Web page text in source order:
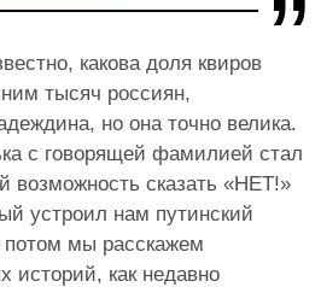
какова доля квиров
тысяч россиян,
но она точно велика.
с говорящей фамилией стал
возможность сказать «НЕТ!»
устроил нам путинский
мы расскажем
историй, как недавно